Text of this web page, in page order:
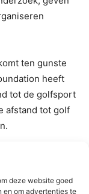
deze website goed
en om advertenties te
ten gunste
heeft
tot de golfsport
afstand tot golf